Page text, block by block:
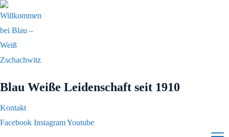
Blau Weiße Leidenschaft seit 1910
Kontakt
Facebook InstagramYoutube